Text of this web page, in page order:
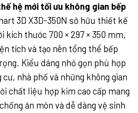
hệ mới tối ưu không gian bếp
3D X3D-350N sở hữu thiết kế
kích thước 700 × 297 × 350 mm,
tích và tạo nên tổng thể bếp
Kiểu dáng nhỏ gọn phù hợp
nhà phố và những không gian
chất liệu hợp kim cao cấp mang
ăn mòn và dễ dàng vệ sinh